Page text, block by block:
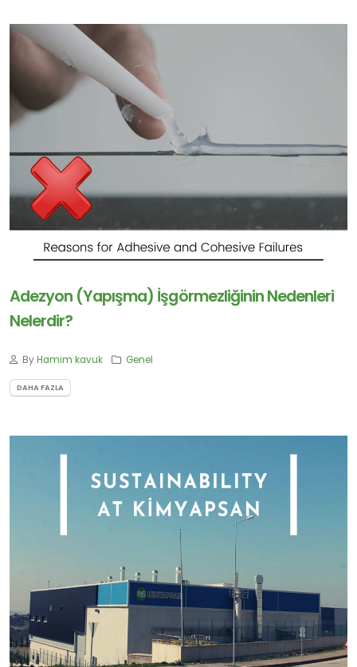
Adezyon (Yapışma) İşgörmezliğinin Nedenleri
Nelerdir?
ByHamim kavuk Genel
DAHA FAZLA